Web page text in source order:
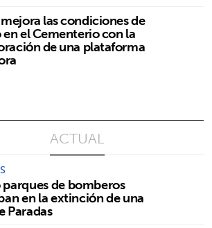
las condiciones de
el Cementerio con la
de una plataforma
ACTUAL
de bomberos
en la extinción de una
Paradas